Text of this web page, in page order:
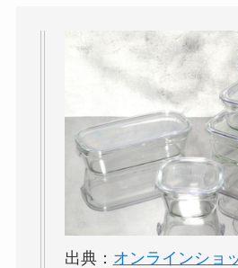
出典： オンラインショ